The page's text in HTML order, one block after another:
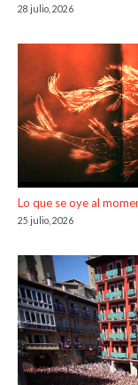
28 julio, 2026
Lo que se oye al
25 julio, 2026